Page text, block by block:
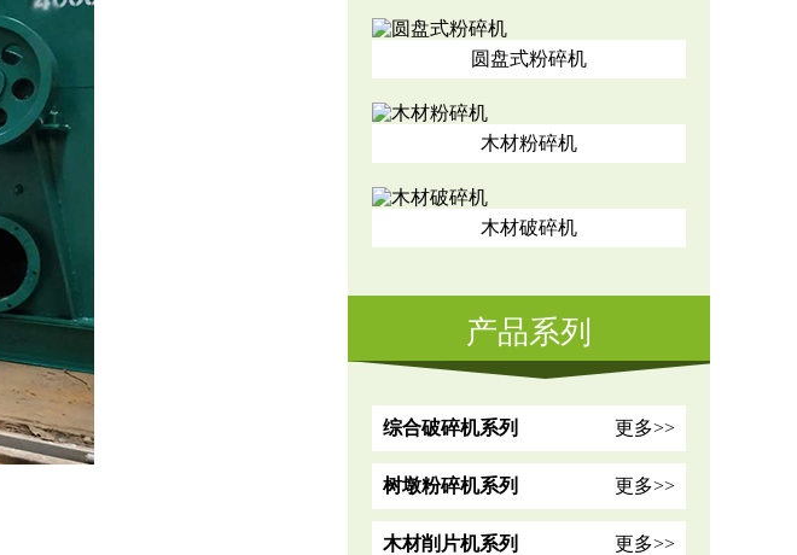
圆盘式粉碎机
木材粉碎机
木材破碎机
产品系列
综合破碎机系列 更多>>
树墩粉碎机系列 更多>>
木材削片机系列 更多>>